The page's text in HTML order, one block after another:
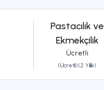
Pastacılık ve
Ekmekçilik
Ücretli
(Ücretli) (2 Yıllık)